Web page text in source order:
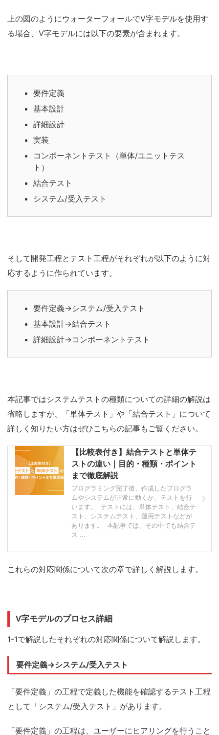
上の図のようにウォーターフォールでV字モデルを使用す
る場合、 V字モデルには以下の要素が含まれます。
要件定義
基本設計
詳細設計
実装
コンポーネントテスト（単体/ユニットテス
ト）
結合テスト
システム/受入テスト
そして開発工程とテスト工程がそれぞれが以下のように対
応するように作られています。
要件定義→システム/受入テスト
基本設計→結合テスト
詳細設計→コンポーネントテスト
本記事ではシステムテストの種類についての詳細の解説は
省略しますが、「単体テスト」や「結合テスト」について
詳しく知りたい方はぜひこちらの記事もご覧ください。
【比較表付き】結合テストと単体テ
ストの違い｜目的・種類・ポイント
まで徹底解説
プログラミング完了後、作成したプログラ
ムやシステムが正常に動くか、テストを行
います。 テストには、単体テスト、結合テ
スト、システムテスト、運用テストなどが
あります。 本記事では、その中でも結合テ
ス ...
これらの対応関係について次の章で詳しく 解説します。
V字モデルのプロセス詳細
1-1で解説したそれぞれの対応関係について解説します。
要件定義→システム/受入テスト
「要件定義」の工程で定義した機能を確認するテスト工程
として「システム/受入テスト」があります。
「要件定義」の工程は、ユーザーにヒアリングを行うこと